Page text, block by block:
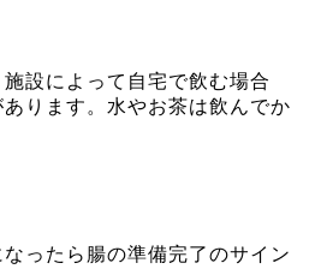
設によって自宅で飲む場合
ります。水やお茶は飲んでか
ったら腸の準備完了のサイン